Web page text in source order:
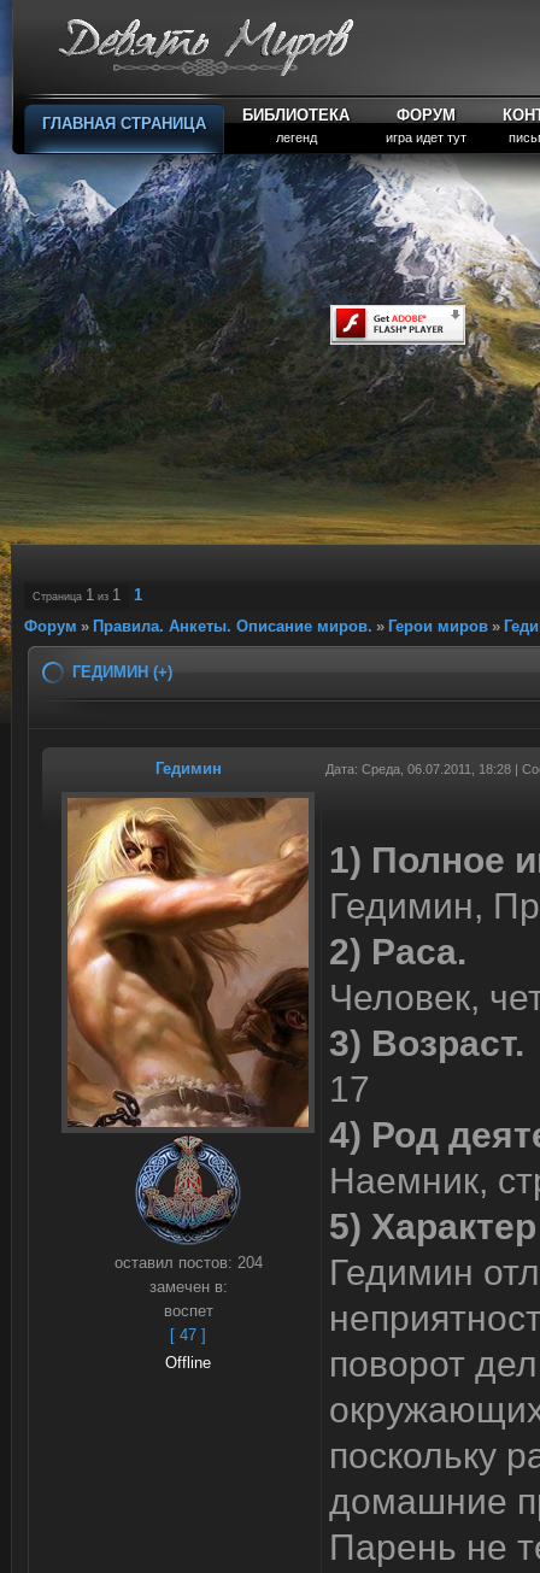
ГЛАВНАЯ СТРАНИЦА БИБЛИОТЕКА
легенд
ФОРУМ
игра идет тут
Страница 1 из 1
1
Форум » Правила. Анкеты. Описание миров. » Герои миров »
ГЕДИМИН (+)
Гедимин Дата: Среда, 06.07.2011, 18:28 |
оставил постов: 204
замечен в:
воспет
[ 47 ]
Offline
1) Полное
Гедимин,
2) Раса.
Человек,
3) Возраст.
17
4) Род
Наемник,
5)
Гедимин
поворот
поскольку
домашние
Парень не